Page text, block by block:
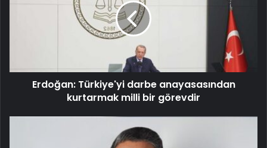
Erdoğan: Türkiye'yi darbe anayasasından
kurtarmak milli bir görevdir